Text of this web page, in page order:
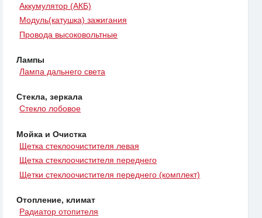
Аккумулятор (АКБ)
Модуль(катушка) зажигания
Провода высоковольтные
Лампы
Лампа дальнего света
Стекла, зеркала
Стекло лобовое
Мойка и Очистка
Щетка стеклоочистителя левая
Щетка стеклоочистителя переднего
Щетки стеклоочистителя переднего (комплект)
Отопление, климат
Радиатор отопителя